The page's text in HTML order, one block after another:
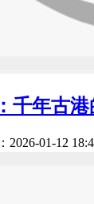
千年古
2026-01-12